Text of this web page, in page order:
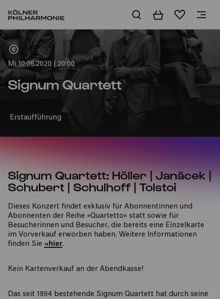
WarenkorbMerkliste
Home
Mi 10.06.2020 | 20:00
Signum Quartett
Erstaufführung
Signum Quartett: Höller | Janácek |
Schubert | Schulhoff | Tolstoi
Dieses Konzert findet exklusiv für Abonnentinnen und
Abonnenten der Reihe »Quartetto« statt sowie für
Besucherinnen und Besucher, die bereits eine Einzelkarte
im Vorverkauf erworben haben. Weitere Informationen
finden Sie »hier.
Kein Kartenverkauf an der Abendkasse!
Das seit 1994 bestehende Signum Quartett hat durch seine